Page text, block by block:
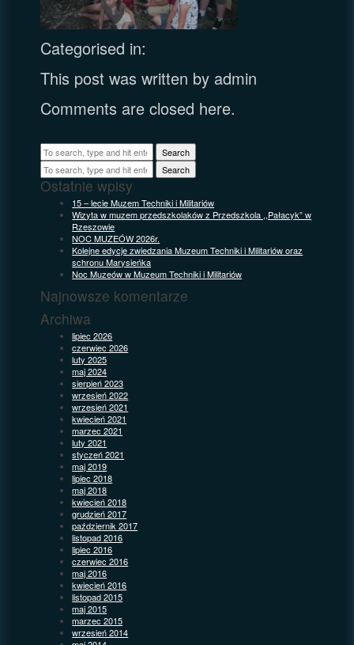
Categorised in:
This post was written by admin
Comments are closed here.
Search
Search
Ostatnie wpisy
15 – lecie Muzem Techniki i Militariów
Wizyta w muzem przedszkolaków z Przedszkola ,,Pałacyk” w
Rzeszowie
NOC MUZEÓW 2026r.
Kolejne edycje zwiedzania Muzeum Techniki i Militariów oraz
schronu Marysieńka
Noc Muzeów w Muzeum Techniki i Militariów
Najnowsze komentarze
Archiwa
lipiec 2026
czerwiec 2026
luty 2025
maj 2024
sierpień 2023
wrzesień 2022
wrzesień 2021
kwiecień 2021
marzec 2021
luty 2021
styczeń 2021
maj 2019
lipiec 2018
maj 2018
kwiecień 2018
grudzień 2017
październik 2017
listopad 2016
lipiec 2016
czerwiec 2016
maj 2016
kwiecień 2016
listopad 2015
maj 2015
marzec 2015
wrzesień 2014